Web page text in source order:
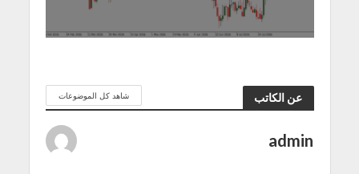
عن الكاتب شاهد كل الموضوعات
admin